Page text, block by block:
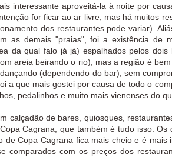
interessante aproveitá-la à noite por
for ficar ao ar livre, mas há muitos
dos restaurantes pode variar).
as demais "praias", foi a existência de
da qual falo já já) espalhados pelos
areia beirando o rio), mas a região é
(dependendo do bar), sem
a que mais gostei por causa de todo o
pedalinhos e muito mais vienenses do
calçadão de bares, quiosques,
Cagrana, que também é tudo isso.
de Copa Cagrana fica mais cheio e é
comparados com os preços dos